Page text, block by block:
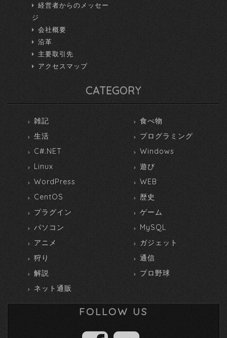
経営者からのメッセー
ジ
会社概要
沿革
主要取引先
アクセスマップ
CATEGORY
雑記
食べ物
生活
プログラミング
C#.NET
Windows
Linux
遊び
WordPress
WEB
CentOS
歴史
プラグイン
ゲーム
パソコン
MySQL
アニメ
ガジェット
狩り
通信
解説
プロ野球
ネット通販
FOLLOW US